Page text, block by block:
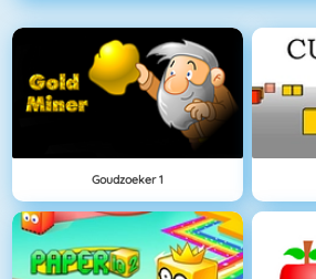
Goudzoeker 1